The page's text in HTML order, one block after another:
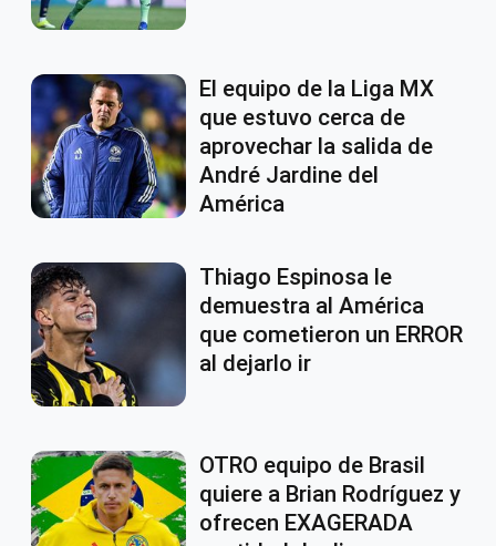
El equipo de la Liga MX
que estuvo cerca de
aprovechar la salida de
André Jardine del
América
Thiago Espinosa le
demuestra al América
que cometieron un ERROR
al dejarlo ir
OTRO equipo de Brasil
quiere a Brian Rodríguez y
ofrecen EXAGERADA